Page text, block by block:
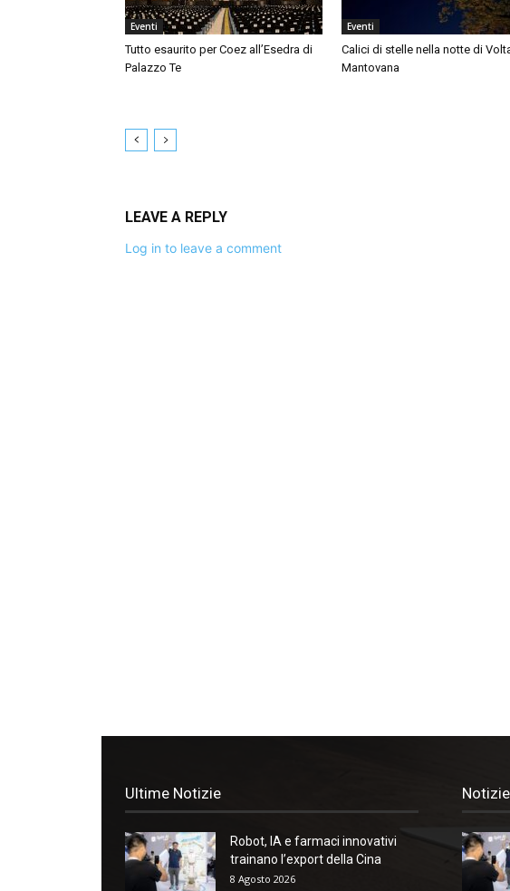
Eventi
Tutto esaurito per Coez all’Esedra di
Palazzo Te
Eventi
Calici di stelle nella notte di
Mantovana
LEAVE A REPLY
Log in to leave a comment
Ultime Notizie
Robot, IA e farmaci innovativi
trainano l’export della Cina
8 Agosto 2026